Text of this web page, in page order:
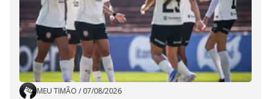
MEU TIMÃO / 07/08/2026